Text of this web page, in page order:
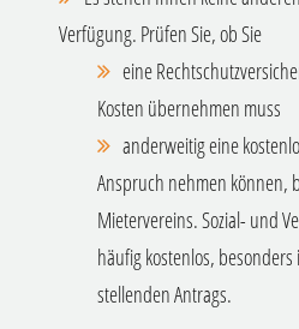
Verfügung. Prüfen Sie, ob Sie
eine
Kosten übernehmen muss
anderweitig eine
Anspruch nehmen können,
Mietervereins. Sozial- und
häufig kostenlos,
stellenden Antrags.